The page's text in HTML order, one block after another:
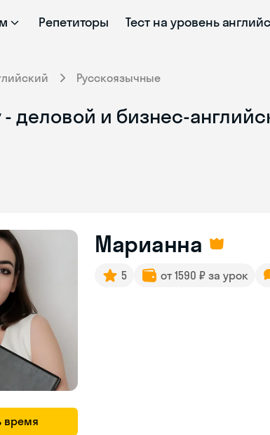
Репетиторы Тест на уровень
Русскоязычные
деловой и бизнес-
время
Марианна
5 от 1590 ₽ за урок